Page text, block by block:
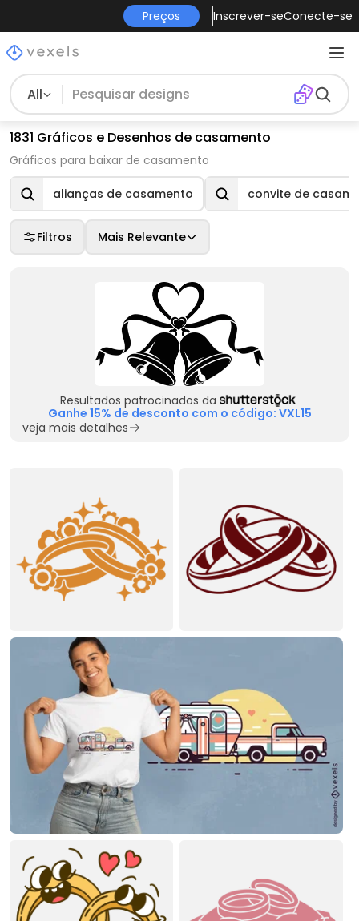
Preços Inscrever-seConecte-se
All
1831 Gráficos e Desenhos de casamento
Gráficos para baixar de casamento
alianças de casamento convite de
Filtros Mais Relevante
Resultados patrocinados da
Ganhe 15% de desconto com o código: VXL15
veja mais detalhes